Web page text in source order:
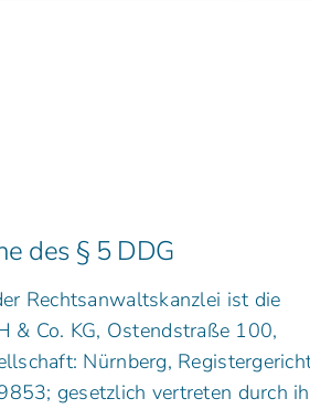
des § 5 DDG
Rechtsanwaltskanzlei ist die
& Co. KG, Ostendstraße 100,
Nürnberg,
gesetzlich vertreten durch